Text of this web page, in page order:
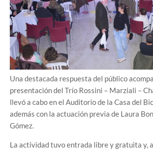
Una destacada respuesta del público
presentación del Trío Rossini – Marziali –
llevó a cabo en el Auditorio de la Casa del
además con la actuación previa de Laura
Gómez.
La actividad tuvo entrada libre y gratuita y,